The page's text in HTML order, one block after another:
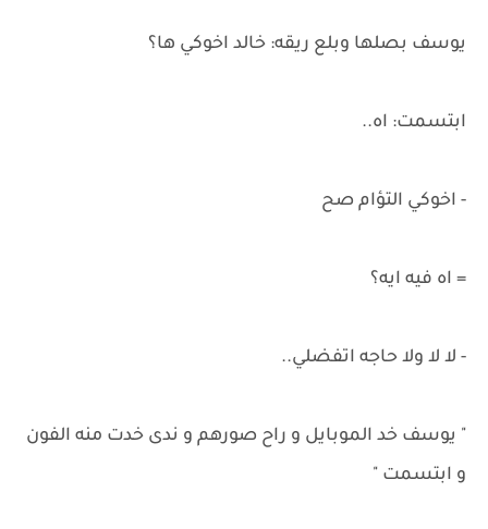
يوسف بصلها وبلع ريقه: خالد اخوكي ها؟
ابتسمت: اه..
- اخوكي التؤام صح
= اه فيه ايه؟
- لا لا ولا حاجه اتفضلي..
" يوسف خد الموبايل و راح صورهم و ندى خدت منه الفون
و ابتسمت "